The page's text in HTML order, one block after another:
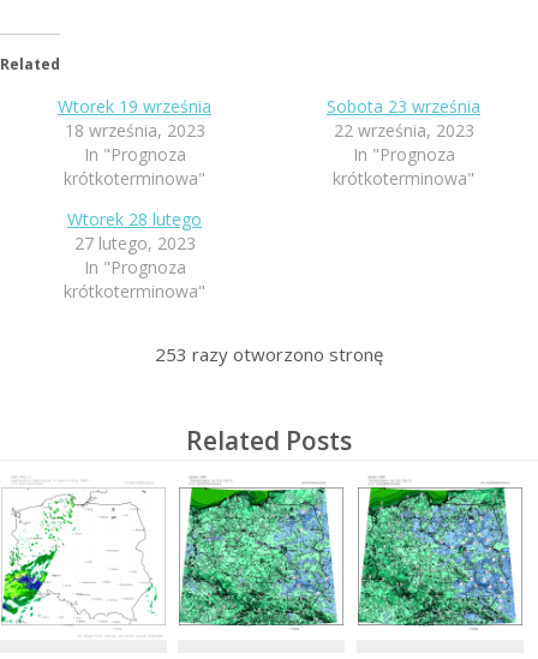
Related
Wtorek 19 września
18 września, 2023
In "Prognoza
krótkoterminowa"
Sobota 23 września
22 września, 2023
In "Prognoza
krótkoterminowa"
Wtorek 28 lutego
27 lutego, 2023
In "Prognoza
krótkoterminowa"
253 razy otworzono stronę
Related Posts